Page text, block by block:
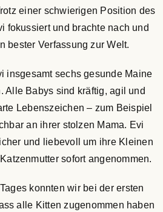
einer schwierigen Position des
fokussiert und brachte nach und
bester Verfassung zur Welt.
insgesamt sechs gesunde Maine
Alle Babys sind kräftig, agil und
Lebenszeichen – zum Beispiel
an ihrer stolzen Mama. Evi
und liebevoll um ihre Kleinen
sofort angenommen.
konnten wir bei der ersten
alle Kitten zugenommen haben